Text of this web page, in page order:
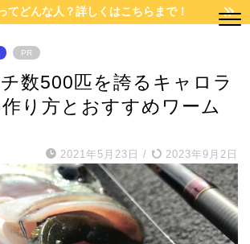
てどんな人？詳しくはこちらまで！
PR
数500匹を誇るキャロラ
り方とおすすめワーム
2021年5月23日 / 2023年9月2日